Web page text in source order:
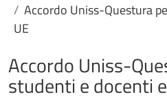
Accordo Uniss-Questura
UE
Accordo Uniss-
studenti e docenti